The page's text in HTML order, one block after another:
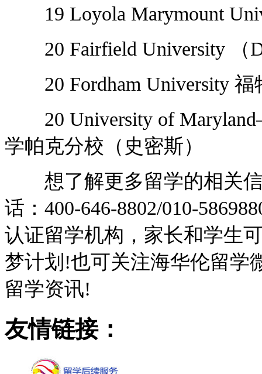
19 Loyola Marymount
20 Fairfield University （
20 Fordham University 福
20 University of
学帕克分校（史密斯）
想了解更多留学的相关信
话：400-646-8802/010-
认证留学机构，家长和学生
梦计划!也可关注海华伦留学
留学资讯!
友情链接：